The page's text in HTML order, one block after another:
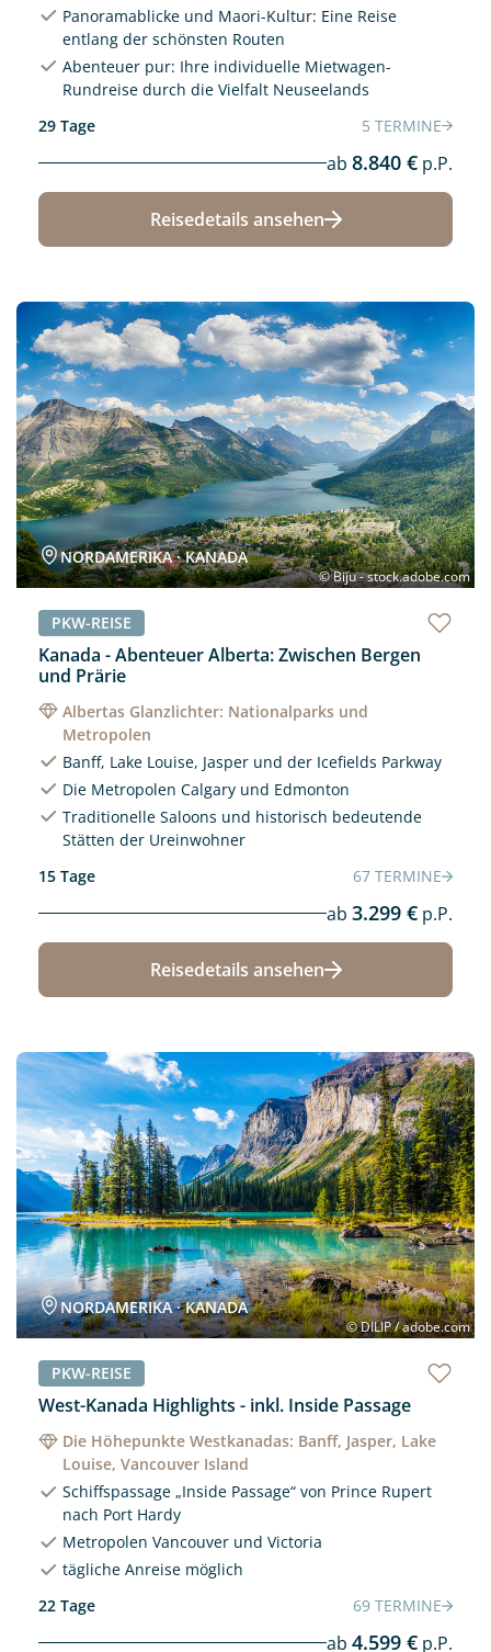
Panoramablicke und Maori-Kultur: Eine Reise
entlang der schönsten Routen
Abenteuer pur: Ihre individuelle Mietwagen-
Rundreise durch die Vielfalt Neuseelands
29 Tage
5 TERMINE
ab 8.840 € p.P.
Reisedetails ansehen
Neu
© Biju - stock.adobe.com
NORDAMERIKA · KANADA
PKW-REISE
Kanada - Abenteuer Alberta: Zwischen Bergen
und Prärie
Albertas Glanzlichter: Nationalparks und
Metropolen
Banff, Lake Louise, Jasper und der Icefields Parkway
Die Metropolen Calgary und Edmonton
Traditionelle Saloons und historisch bedeutende
Stätten der Ureinwohner
15 Tage
67 TERMINE
ab 3.299 € p.P.
Reisedetails ansehen
Neu
© DILIP / adobe.com
NORDAMERIKA · KANADA
PKW-REISE
West-Kanada Highlights - inkl. Inside Passage
Die Höhepunkte Westkanadas: Banff, Jasper, Lake
Louise, Vancouver Island
Schiffspassage „Inside Passage“ von Prince Rupert
nach Port Hardy
Metropolen Vancouver und Victoria
tägliche Anreise möglich
22 Tage
69 TERMINE
ab 4.599 € p.P.